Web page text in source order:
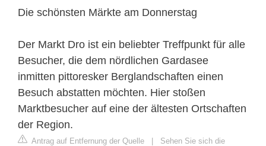
Die schönsten Märkte am Donnerstag
Der Markt Dro ist ein beliebter Treffpunkt für alle
Besucher, die dem nördlichen Gardasee
inmitten pittoresker Berglandschaften einen
Besuch abstatten möchten. Hier stoßen
Marktbesucher auf eine der ältesten Ortschaften
der Region.
Antrag auf Entfernung der Quelle | Sehen Sie sich die